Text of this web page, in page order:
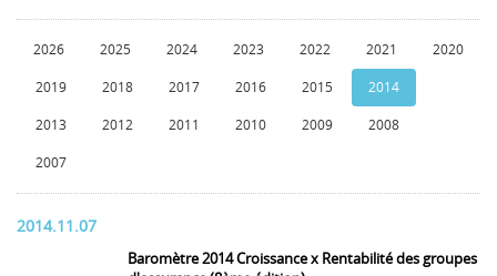
2026 2025 2024 2023 2022 2021 2020
2019 2018 2017 2016 2015 2014
2013 2012 2011 2010 2009 2008
2007
2014.11.07
Baromètre 2014 Croissance x Rentabilité des groupes